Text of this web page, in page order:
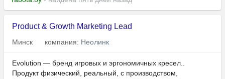
Product & Growth Marketing Lead
Минск компания: Неолинк
Evolution — бренд игровых и эргономичных кресел..
Продукт физический, реальный, с производством,